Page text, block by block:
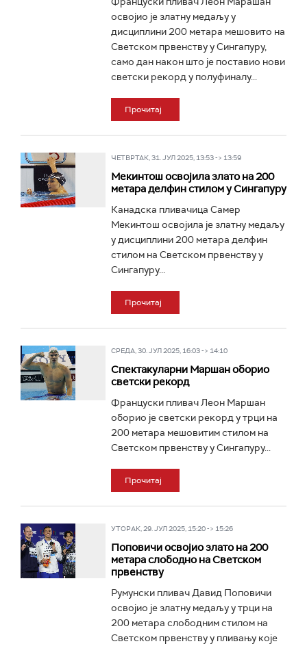
освојио је златну медаљу у
дисциплини 200 метара мешовито на
Светском првенству у Сингапуру,
само дан након што је поставио нови
светски рекорд у полуфиналу...
Прочитај
ЧЕТВРТАК, 31. ЈУЛ 2025, 13:53 -> 13:59
Мекинтош освојила злато на 200
метара делфин стилом у Сингапуру
Канадска пливачица Самер
Мекинтош освојила је златну медаљу
у дисциплини 200 метара делфин
стилом на Светском првенству у
Сингапуру...
Прочитај
СРЕДА, 30. ЈУЛ 2025, 16:03 -> 14:10
Спектакуларни Маршан оборио
светски рекорд
Француски пливач Леон Маршан
оборио је светски рекорд у трци на
200 метара мешовитим стилом на
Светском првенству у Сингапуру...
Прочитај
УТОРАК, 29. ЈУЛ 2025, 15:20 -> 15:26
Поповичи освојио злато на 200
метара слободно на Светском
првенству
Румунски пливач Давид Поповичи
освојио је златну медаљу у трци на
200 метара слободним стилом на
Светском првенству у пливању које